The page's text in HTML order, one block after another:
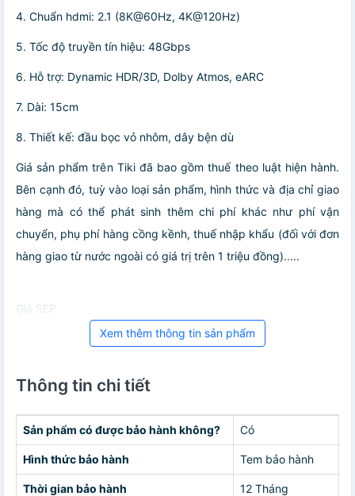
4. Chuẩn hdmi: 2.1 (8K@60Hz, 4K@120Hz)
5. Tốc độ truyền tín hiệu: 48Gbps
6. Hỗ trợ: Dynamic HDR/3D, Dolby Atmos, eARC
7. Dài: 15cm
8. Thiết kế: đầu bọc vỏ nhôm, dây bện dù
Giá sản phẩm trên Tiki đã bao gồm thuế theo luật hiện hành.
Bên cạnh đó, tuỳ vào loại sản phẩm, hình thức và địa chỉ giao
hàng mà có thể phát sinh thêm chi phí khác như phí vận
chuyển, phụ phí hàng cồng kềnh, thuế nhập khẩu (đối với đơn
hàng giao từ nước ngoài có giá trị trên 1 triệu đồng).....
Giá SEP
Xem thêm thông tin sản phẩm
Thông tin chi tiết
Sản phẩm có được bảo hành không? Có
Hình thức bảo hành Tem bảo hành
Thời gian bảo hành 12 Tháng